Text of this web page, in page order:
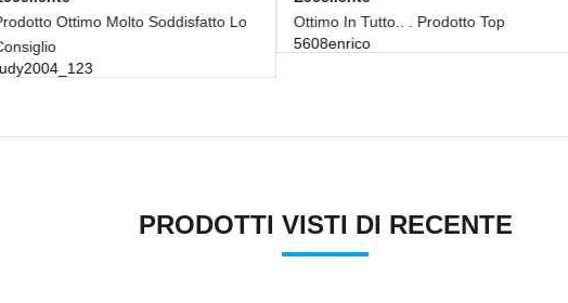
Ottimo In Tutto.. . Prodotto Top
5608enrico
Perfetto, Quello Ke Cercavo.
marmich69
PRODOTTI VISTI DI RECENTE